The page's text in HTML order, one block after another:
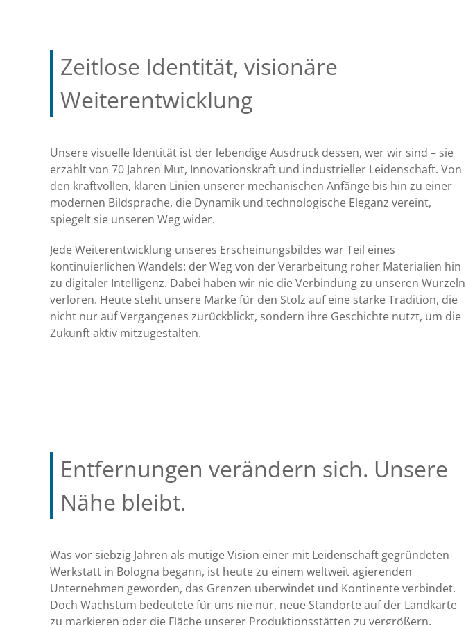
Zeitlose Identität, visionäre
Weiterentwicklung
Unsere visuelle Identität ist der lebendige Ausdruck dessen, wer wir sind – sie
erzählt von 70 Jahren Mut, Innovationskraft und industrieller Leidenschaft. Von
den kraftvollen, klaren Linien unserer mechanischen Anfänge bis hin zu einer
modernen Bildsprache, die Dynamik und technologische Eleganz vereint,
spiegelt sie unseren Weg wider.
Jede Weiterentwicklung unseres Erscheinungsbildes war Teil eines
kontinuierlichen Wandels: der Weg von der Verarbeitung roher Materialien hin
zu digitaler Intelligenz. Dabei haben wir nie die Verbindung zu unseren Wurzeln
verloren. Heute steht unsere Marke für den Stolz auf eine starke Tradition, die
nicht nur auf Vergangenes zurückblickt, sondern ihre Geschichte nutzt, um die
Zukunft aktiv mitzugestalten.
Entfernungen verändern sich. Unsere
Nähe bleibt.
Was vor siebzig Jahren als mutige Vision einer mit Leidenschaft gegründeten
Werkstatt in Bologna begann, ist heute zu einem weltweit agierenden
Unternehmen geworden, das Grenzen überwindet und Kontinente verbindet.
Doch Wachstum bedeutete für uns nie nur, neue Standorte auf der Landkarte
zu markieren oder die Fläche unserer Produktionsstätten zu vergrößern.